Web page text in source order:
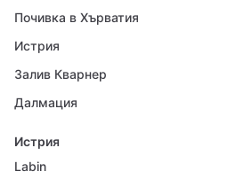
Почивка в Хърватия
Истрия
Залив Кварнер
Далмация
Истрия
Labin